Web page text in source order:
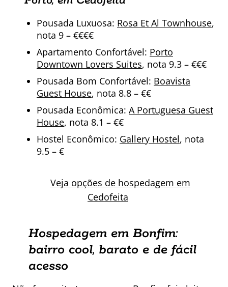
Pousada Luxuosa: Rosa Et Al Townhouse,
nota 9 – €€€€
Apartamento Confortável: Porto
Downtown Lovers Suites, nota 9.3 – €€€
Pousada Bom Confortável: Boavista
Guest House, nota 8.8 – €€
Pousada Econômica: A Portuguesa Guest
House, nota 8.1 – €€
Hostel Econômico: Gallery Hostel, nota
9.5 – €
Veja opções de hospedagem em
Cedofeita
Hospedagem em Bonfim:
bairro cool, barato e de fácil
acesso